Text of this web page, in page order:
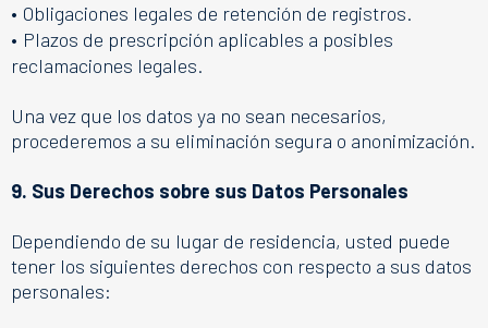
• Obligaciones legales de retención de registros.
• Plazos de prescripción aplicables a posibles
reclamaciones legales.
Una vez que los datos ya no sean necesarios,
procederemos a su eliminación segura o anonimización.
9. Sus Derechos sobre sus Datos Personales
Dependiendo de su lugar de residencia, usted puede
tener los siguientes derechos con respecto a sus datos
personales: